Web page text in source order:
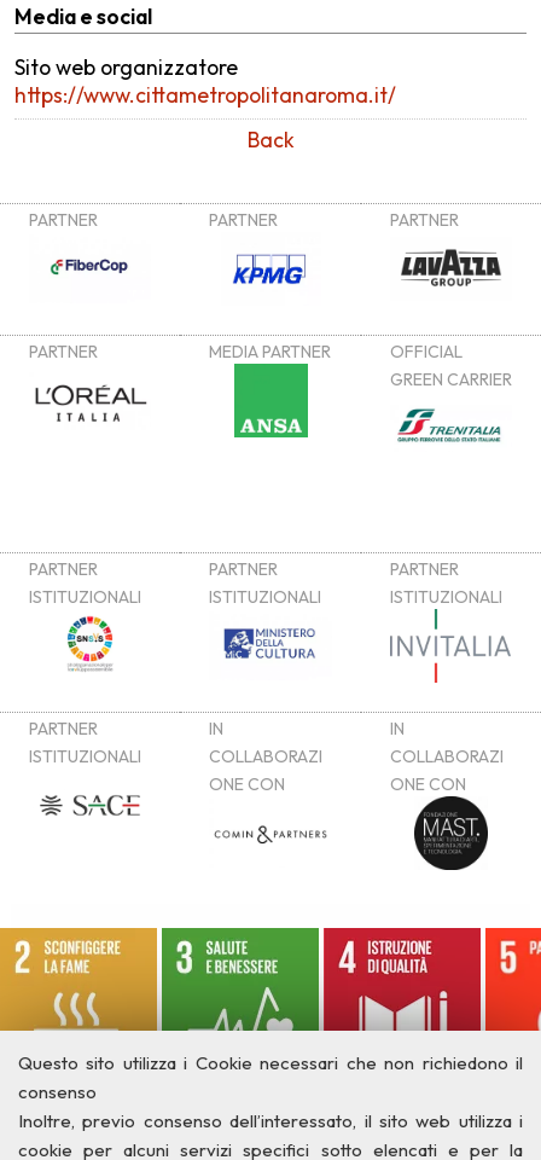
Questo sito utilizza i Cookie necessari che non richiedono il
consenso
Inoltre, previo consenso dell’interessato, il sito web utilizza i
cookie per alcuni servizi specifici sotto elencati e per la
Media e social
Sito web organizzatore
https://www.cittametropolitanaroma.it/
Back